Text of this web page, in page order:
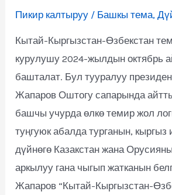
Пикир калтыруу / Башкы тема,
Кытай-Кыргызстан-Өзбекстан
курулушу 2024-жылдын октябрь
башталат. Бул тууралуу
Жапаров Оштогу сапарында
башчы учурда өлкө темир жол
туңгуюк абалда турганын, кыргыз
дүйнөгө Казакстан жана
аркылуу гана чыгып жатканын
Жапаров “Кытай-Кыргызстан-